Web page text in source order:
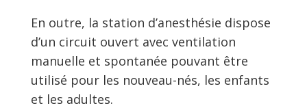
En outre, la station d’anesthésie dispose
d’un circuit ouvert avec ventilation
manuelle et spontanée pouvant être
utilisé pour les nouveau-nés, les enfants
et les adultes.